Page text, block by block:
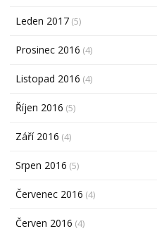
Leden 2017 (5)
Prosinec 2016 (4)
Listopad 2016 (4)
Říjen 2016 (5)
Září 2016 (4)
Srpen 2016 (5)
Červenec 2016 (4)
Červen 2016 (4)